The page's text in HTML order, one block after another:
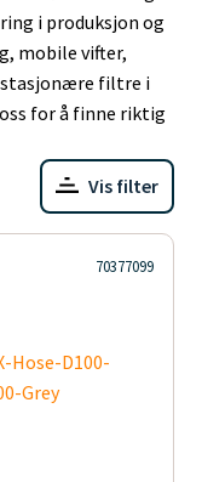
i produksjon og
mobile vifter,
filtre i
for å finne riktig
Vis filter
70377099